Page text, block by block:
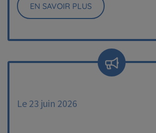
EN SAVOIR PLUS
Le 23 juin 2026